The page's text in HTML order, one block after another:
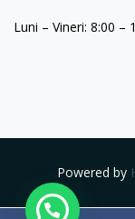
Luni – Vineri: 8:00 –
Powered by